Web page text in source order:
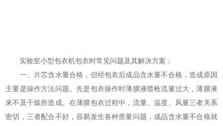
实验室小型包衣机包衣时常见问题及其解决方案：
一、片芯含水量合格，但经包衣后成品含水量不合格，造成原因
主要是操作方法问题。先是包衣操作时薄膜液喷枪流量过大，薄膜液
来不及干燥所造成。在薄膜包衣过程中，流量、温度、风量三者关系
密切，三者配合不好，容易发生各种质量问题，成品含水量不合格就